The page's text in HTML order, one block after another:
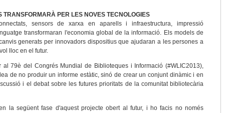
PER LES NOVES TECNOLOGIES
sensors de xarxa en aparells i infraestructura, impressió
transformaran l'economia global de la informació. Els models de
generats per innovadors dispositius que ajudaran a les persones a
lloc en el futur.
79è del Congrés Mundial de Biblioteques i Informació (#WLIC2013),
de no produir un informe estàtic, sinó de crear un conjunt dinàmic i en
i el debat sobre les futures prioritats de la comunitat bibliotecària
la següent fase d'aquest projecte obert al futur, i ho facis no només